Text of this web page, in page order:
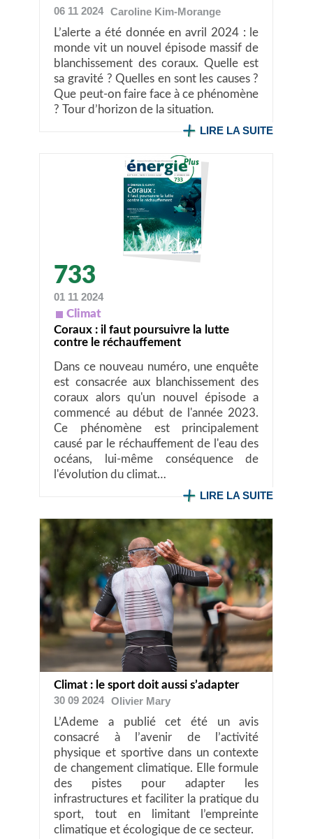
06 11 2024 Caroline Kim-Morange
L’alerte a été donnée en avril 2024 : le
monde vit un nouvel épisode massif de
blanchissement des coraux. Quelle est
sa gravité ? Quelles en sont les causes ?
Que peut-on faire face à ce phénomène
? Tour d’horizon de la situation.
LIRE LA SUITE
733
01 11 2024
Climat
Coraux : il faut poursuivre la lutte
contre le réchauffement
Dans ce nouveau numéro, une enquête
est consacrée aux blanchissement des
coraux alors qu'un nouvel épisode a
commencé au début de l'année 2023.
Ce phénomène est principalement
causé par le réchauffement de l'eau des
océans, lui-même conséquence de
l'évolution du climat…
LIRE LA SUITE
Climat : le sport doit aussi s’adapter
30 09 2024 Olivier Mary
L’Ademe a publié cet été un avis
consacré à l’avenir de l’activité
physique et sportive dans un contexte
de changement climatique. Elle formule
des pistes pour adapter les
infrastructures et faciliter la pratique du
sport, tout en limitant l’empreinte
climatique et écologique de ce secteur.